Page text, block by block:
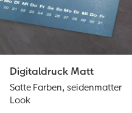
Digitaldruck Matt
Satte Farben, seidenmatter
Look